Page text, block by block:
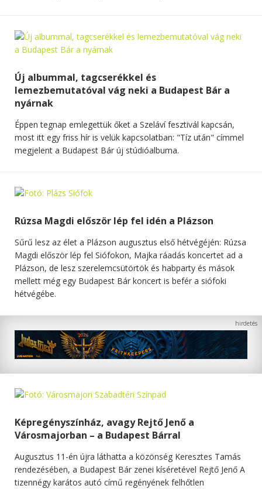
Új albummal, tagcserékkel és
lemezbemutatóval vág neki a Budapest Bár a
nyárnak
Éppen tegnap emlegettük őket a Szeláví fesztivál kapcsán,
most itt egy friss hír is velük kapcsolatban: "Tíz után" címmel
megjelent a Budapest Bár új stúdióalbuma.
Rúzsa Magdi először lép fel idén a Plázson
Sűrű lesz az élet a Plázson augusztus első hétvégéjén: Rúzsa
Magdi először lép fel Siófokon, Majka ráadás koncertet ad a
Plázson, de lesz szerelemcsütörtök és habparty és mások
mellett még egy Budapest Bár koncert is befér a siófoki
hétvégébe.
Képregényszínház, avagy Rejtő Jenő a
Városmajorban – a Budapest Bárral
Augusztus 11-én újra láthatta a közönség Keresztes Tamás
rendezésében, a Budapest Bár zenei kíséretével Rejtő Jenő A
tizennégy karátos autó című regényének felhőtlen